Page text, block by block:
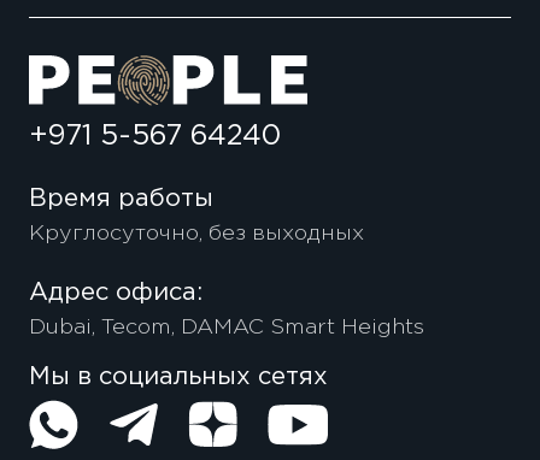
+971 5-567 64240
Время работы
Круглосуточно, без выходных
Адрес офиса:
Dubai, Tecom, DAMAC Smart Heights
Мы в социальных сетях